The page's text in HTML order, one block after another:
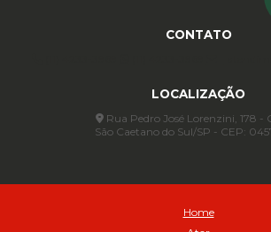
CONTATO
LOCALIZAÇÃO
Rua Pedro José Lorenzini, 178 -
São Caetano do Sul/SP - CEP:
Home